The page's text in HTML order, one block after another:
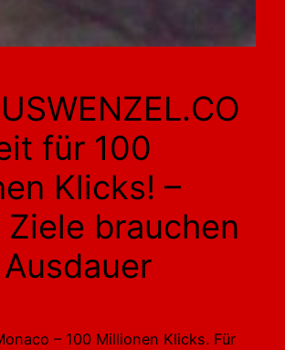
für 100
Klicks! –
Ziele brauchen
– 100 Millionen Klicks. Für